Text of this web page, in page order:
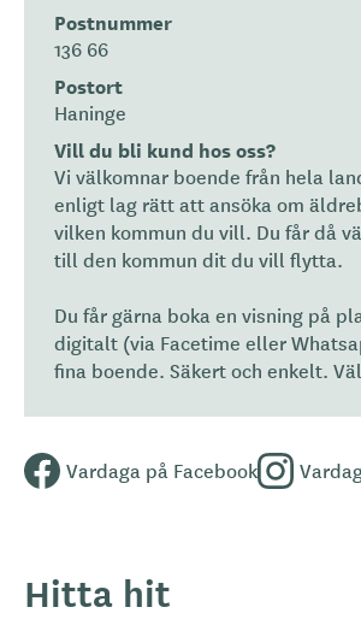
Postnummer
136 66
Postort
Haninge
Vill du bli kund hos oss?
Vi välkomnar boende från hela
enligt lag rätt att ansöka om
vilken kommun du vill. Du får då
till den kommun dit du vill flytta.
Du får gärna boka en visning på
digitalt (via Facetime eller
fina boende. Säkert och enkelt.
Vardaga på Facebook
Hitta hit